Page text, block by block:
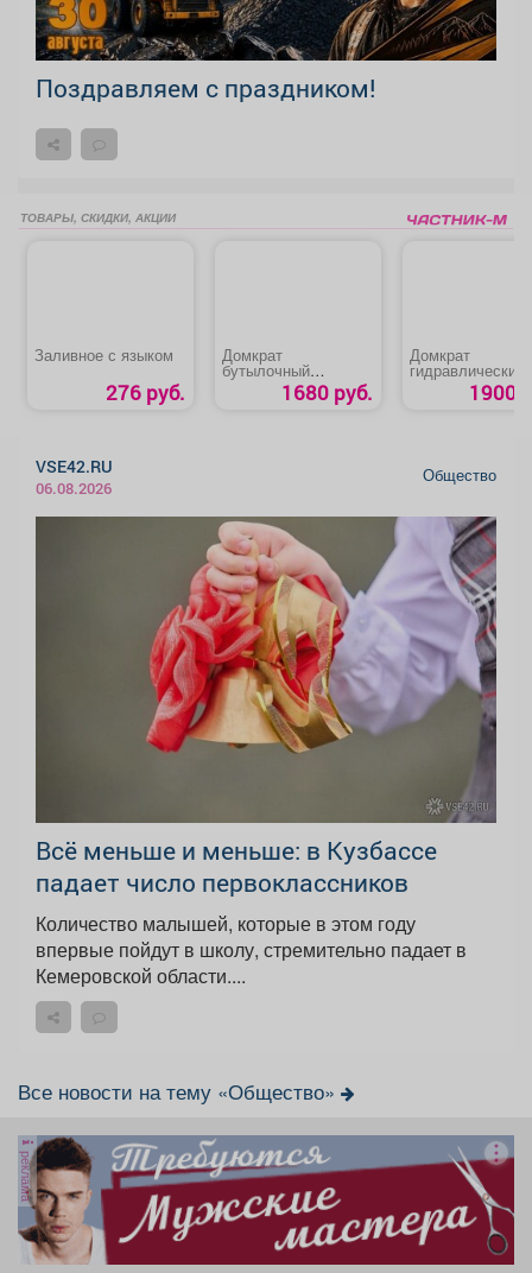
Поздравляем с праздником!
ТОВАРЫ, СКИДКИ, АКЦИИ
Заливное с языком
276 руб.
Домкрат
бутылочный
«Сибртех 50806»
1680 руб.
Домкрат
гидравлический
бутылочный
Auto 8019-04»
1900
VSE42.RU
06.08.2026
Общество
Всё меньше и меньше: в Кузбассе
падает число первоклассников
Количество малышей, которые в этом году
впервые пойдут в школу, стремительно падает в
Кемеровской области....
Все новости на тему «Общество»
реклама